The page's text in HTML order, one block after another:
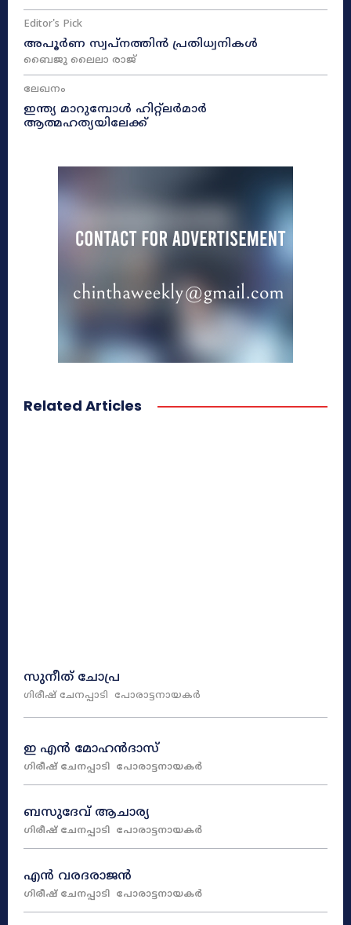
Editor's Pick
അപൂർണ സ്വപ്നത്തിൻ പ്രതിധ്വനികൾ
ബൈജു ലൈലാ രാജ്
ലേഖനം
ഇന്ത്യ മാറുമ്പോൾ ഹിറ്റ്ലർമാർ
ആത്മഹത്യയിലേക്ക്
Related Articles
സുനീത്‌ ചോപ്ര
ഗിരീഷ്‌ ചേനപ്പാടി പോരാട്ടനായകർ
ഇ എൻ മോഹൻദാസ്‌
ഗിരീഷ്‌ ചേനപ്പാടി പോരാട്ടനായകർ
ബസുദേവ്‌ ആചാര്യ
ഗിരീഷ്‌ ചേനപ്പാടി പോരാട്ടനായകർ
എൻ വരദരാജൻ
ഗിരീഷ്‌ ചേനപ്പാടി പോരാട്ടനായകർ